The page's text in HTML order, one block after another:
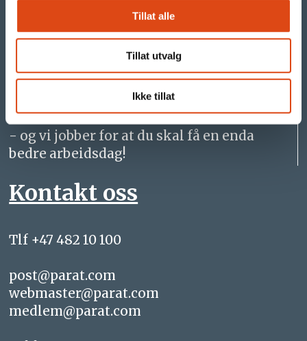
Tillat alle
Tillat utvalg
Ikke tillat
parat.com
Vi er Parat
- og vi jobber for at du skal få en enda
bedre arbeidsdag!
Kontakt oss
Tlf +47 482 10 100
post@parat.com
webmaster@parat.com
medlem@parat.com